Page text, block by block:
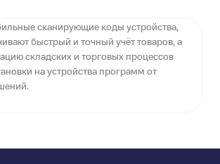
сканирующие коды устройства,
быстрый и точный учёт товаров, а
складских и торговых процессов
на устройства программ от